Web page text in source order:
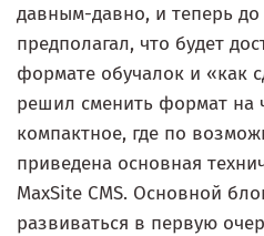
давным-давно, и теперь
предполагал, что будет
формате обучалок и «как
решил сменить формат на
компактное, где по
приведена основная
MaxSite CMS. Основной
развиваться в первую